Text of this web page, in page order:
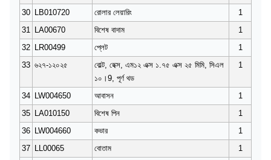
30
LB010720 রোলার লেয়ারিং
1
31
LA00670 বিশেষ বাদাম
1
32
LR00499 প্লেট
1
33 ৬২৭-১২০২৫
বোল্ট, হেক্স, এম১২ এক্স ১.৭৫ এক্স ২৫ মিমি, সিএল
১০।9, পূর্ণ থড
1
34 LW004650 আবাসন
1
35
LA010150 বিশেষ পিন
1
36
LW004660 কভার
1
37
LL00065 বোতাম
1